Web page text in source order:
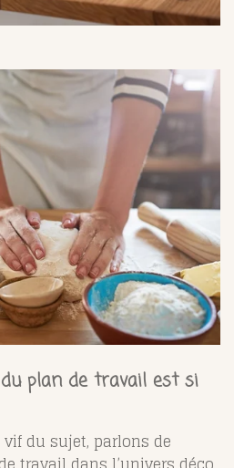
plan de travail est si
du sujet, parlons de